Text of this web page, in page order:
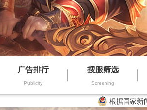
广告排行
Publicity
搜服筛选
Screening
根据国家新